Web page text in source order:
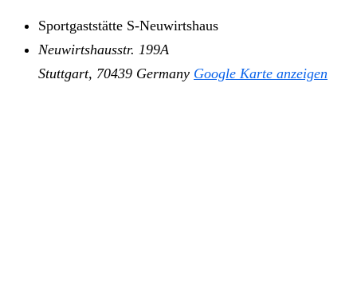
Sportgaststätte S-Neuwirtshaus
Neuwirtshausstr. 199A
Stuttgart, 70439 Germany Google Karte anzeigen